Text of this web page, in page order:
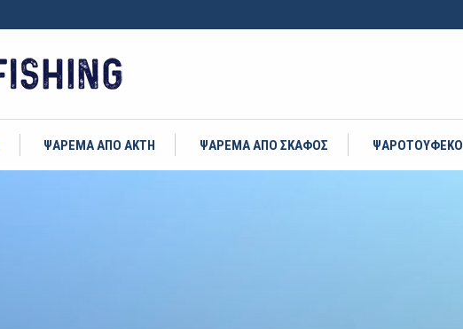
ΨΑΡΕΜΑ ΑΠΟ ΑΚΤΗ ΨΑΡΕΜΑ ΑΠΟ ΣΚΑΦΟΣ ΨΑΡΟΤΟΥΦΕΚΟ